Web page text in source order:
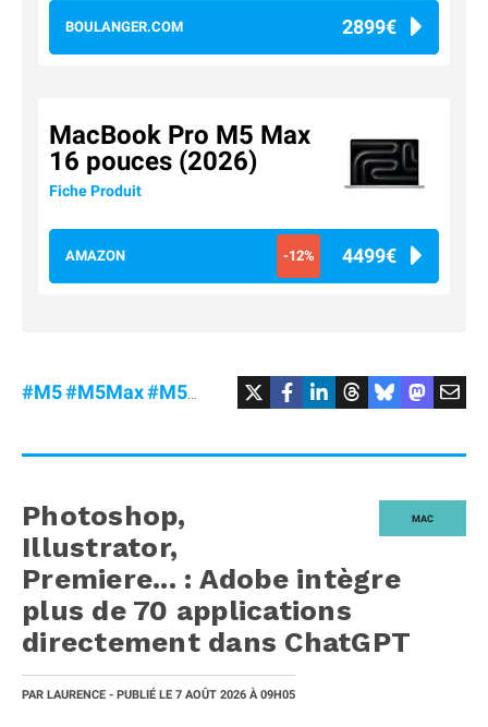
BOULANGER.COM 2899€
MacBook Pro M5 Max
16 pouces (2026)
Fiche Produit
AMAZON -12% 4499€
#M5#M5Max#M5Pro #MacBookPro#Promo
MAC
Photoshop,
Illustrator,
Premiere... : Adobe intègre
plus de 70 applications
directement dans ChatGPT
PAR LAURENCE - PUBLIÉ LE 7 AOÛT 2026 À 09H05